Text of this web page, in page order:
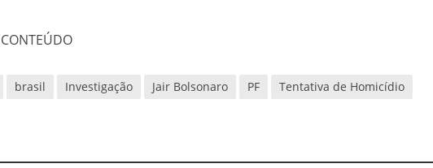
brasil Investigação Jair Bolsonaro PF Tentativa de Homicídio